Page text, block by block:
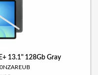
13.1" 128Gb Gray